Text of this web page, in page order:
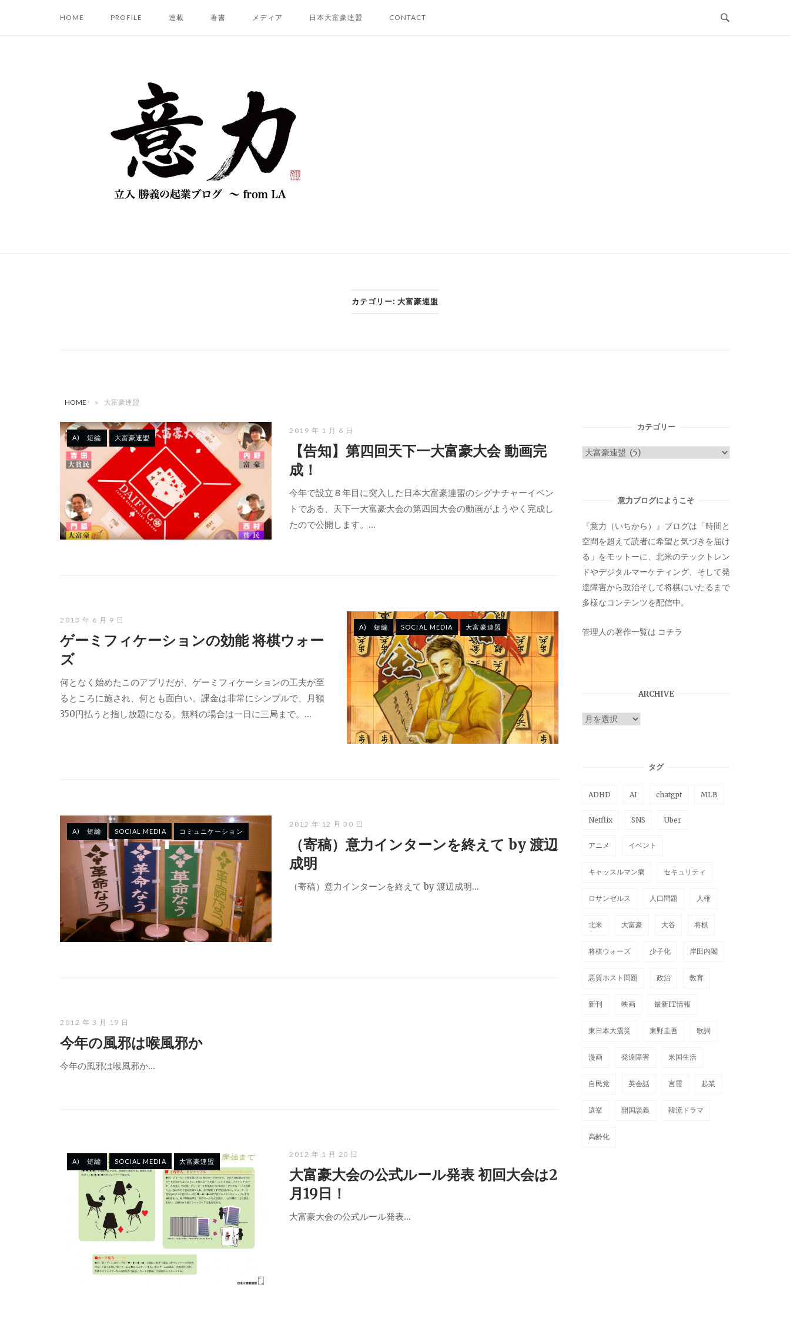
HOME PROFILE 連載 著書 メディア 日本大富豪連盟 CONTACT
カテゴリー: 大富豪連盟
HOME » 大富豪連盟
A) 短編 大富豪連盟
2019 年 1 月 6 日
【告知】第四回天下一大富豪大会 動画完
成！
今年で設立８年目に突入した日本大富豪連盟のシグナチャーイベン
トである、天下一大富豪大会の第四回大会の動画がようやく完成し
たので公開します。...
A) 短編 SOCIAL MEDIA 大富豪連盟
2013 年 6 月 9 日
ゲーミフィケーションの効能 将棋ウォー
ズ
何となく始めたこのアプリだが、ゲーミフィケーションの工夫が至
るところに施され、何とも面白い。課金は非常にシンプルで、月額
350円払うと指し放題になる。無料の場合は一日に三局まで。...
A) 短編 SOCIAL MEDIA コミュニケーション
2012 年 12 月 30 日
（寄稿）意力インターンを終えて by 渡辺
成明
（寄稿）意力インターンを終えて by 渡辺成明...
2012 年 3 月 19 日
今年の風邪は喉風邪か
今年の風邪は喉風邪か...
A) 短編 SOCIAL MEDIA 大富豪連盟
2012 年 1 月 20 日
大富豪大会の公式ルール発表 初回大会は2
月19日！
大富豪大会の公式ルール発表...
カテゴリー
カ
意力ブログにようこそ
『意力（いちから）』ブログは「時間と
空間を超えて読者に希望と気づきを届け
る」をモットーに、北米のテックトレン
ドやデジタルマーケティング、そして発
達障害から政治そして将棋にいたるまで
多様なコンテンツを配信中。
管理人の著作一覧は コチラ
ARCHIVE
ARCHIVE
タグ
ADHD AI chatgpt MLB
Netflix SNS Uber
アニメ イベント
キャッスルマン病 セキュリティ
ロサンゼルス 人口問題 人権
北米 大富豪 大谷 将棋
将棋ウォーズ 少子化 岸田内閣
悪質ホスト問題 政治 教育
新刊 映画 最新IT情報
東日本大震災 東野圭吾 歌詞
漫画 発達障害 米国生活
自民党 英会話 言霊 起業
選挙 開国談義 韓流ドラマ
高齢化